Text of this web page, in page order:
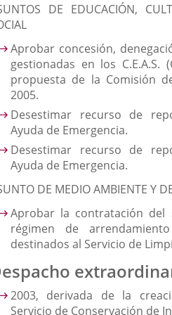
DE EDUCACIÓN,
Aprobar concesión,
gestionadas en los C.E.A.S.
propuesta de la Comisión
2005.
Desestimar recurso de
Ayuda de Emergencia.
Desestimar recurso de
Ayuda de Emergencia.
DE MEDIO AMBIENTE Y
Aprobar la contratación del
régimen de
destinados al Servicio de
2003, derivada de la
Servicio de Conservación de